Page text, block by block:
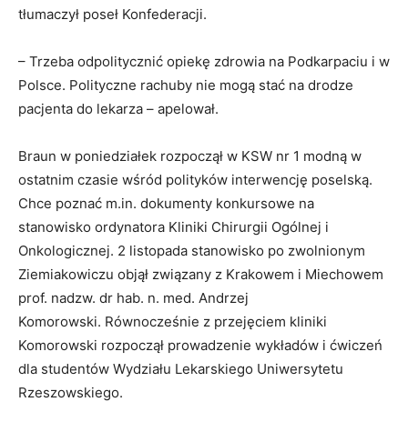
tłumaczył poseł Konfederacji.
– Trzeba odpolitycznić opiekę zdrowia na Podkarpaciu i w
Polsce. Polityczne rachuby nie mogą stać na drodze
pacjenta do lekarza – apelował.
Braun w poniedziałek rozpoczął w KSW nr 1 modną w
ostatnim czasie wśród polityków interwencję poselską.
Chce poznać m.in. dokumenty konkursowe na
stanowisko ordynatora Kliniki Chirurgii Ogólnej i
Onkologicznej. 2 listopada stanowisko po zwolnionym
Ziemiakowiczu objął związany z Krakowem i Miechowem
prof. nadzw. dr hab. n. med. Andrzej
Komorowski. Równocześnie z przejęciem kliniki
Komorowski rozpoczął prowadzenie wykładów i ćwiczeń
dla studentów Wydziału Lekarskiego Uniwersytetu
Rzeszowskiego.